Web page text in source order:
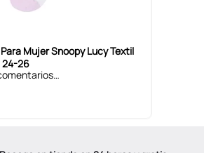
Mujer Snoopy Lucy Textil
24-26